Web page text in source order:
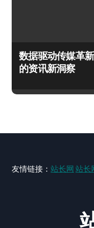
数据驱动传媒革
的资讯新洞察
友情链接： 站长网 站长